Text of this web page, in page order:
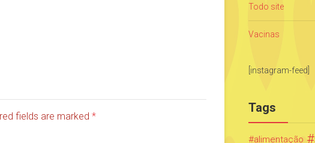
fields are marked *
Todo site
Vacinas
[instagram-feed]
Tags
alimentação